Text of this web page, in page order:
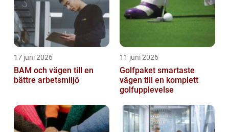
17 juni 2026
BAM och vägen till en
bättre arbetsmiljö
11 juni 2026
Golfpaket smartaste
vägen till en komplett
golfupplevelse